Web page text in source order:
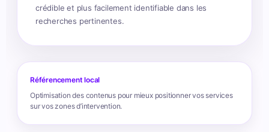
crédible et plus facilement identifiable dans les
recherches pertinentes.
Référencement local
Optimisation des contenus pour mieux positionner vos services
sur vos zones d’intervention.